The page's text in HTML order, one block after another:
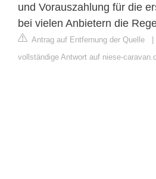
und Vorauszahlung für die
bei vielen Anbietern die
Antrag auf Entfernung der Quelle |
vollständige Antwort auf niese-